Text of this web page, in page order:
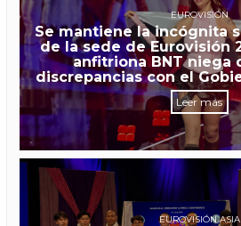
EUROVISIÓN
Se mantiene la incógnita
de la sede de Eurovisión
anfitriona BNT niega
discrepancias con el
Leer más
EUROVISIÓN ASIA